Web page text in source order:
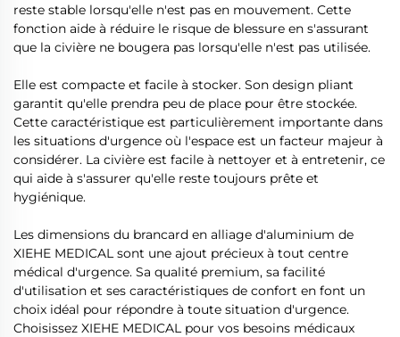
reste stable lorsqu'elle n'est pas en mouvement. Cette
fonction aide à réduire le risque de blessure en s'assurant
que la civière ne bougera pas lorsqu'elle n'est pas utilisée.
Elle est compacte et facile à stocker. Son design pliant
garantit qu'elle prendra peu de place pour être stockée.
Cette caractéristique est particulièrement importante dans
les situations d'urgence où l'espace est un facteur majeur à
considérer. La civière est facile à nettoyer et à entretenir, ce
qui aide à s'assurer qu'elle reste toujours prête et
hygiénique.
Les dimensions du brancard en alliage d'aluminium de
XIEHE MEDICAL sont une ajout précieux à tout centre
médical d'urgence. Sa qualité premium, sa facilité
d'utilisation et ses caractéristiques de confort en font un
choix idéal pour répondre à toute situation d'urgence.
Choisissez XIEHE MEDICAL pour vos besoins médicaux